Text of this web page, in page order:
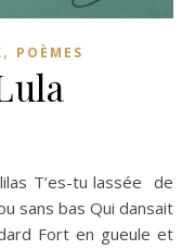
, POÈMES
sans bas Qui dansait
Fort en gueule et